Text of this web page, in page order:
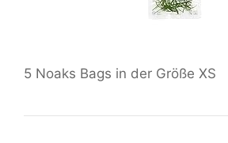
5 Noaks Bags in der Größe XS